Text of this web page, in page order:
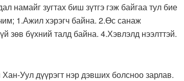
намайг зугтах биш зүтгэ гэж байгаа тул бие
1.Ажил хэрэгч байна. 2.Өс санаж
зөв бүхний талд байна. 4.Хэвлэлд нээлттэй.
Уул дүүрэгт нэр дэвших болсноо зарлав.